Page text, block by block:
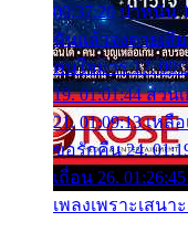
00:37:20 ปาหนัน
ฉันแล้วจงตายเสีย
คนใจมาร 17.
19. 01:01:44 ส่ว
21. 01:09:13 เหลื
ขอรักคืน 24.
เถื่อน 26.
เพลงเพราะเสนา